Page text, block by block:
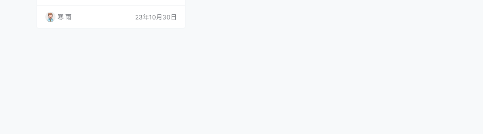
术等。同时，可以参加一些线下的实训活动，或
是线上的课程培训，进一步提升自己的专业素养
寒 雨 23年10月30日